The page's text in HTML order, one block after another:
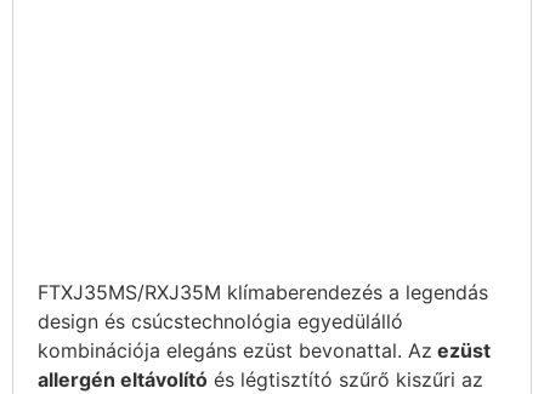
FTXJ35MS/RXJ35M klímaberendezés a legendás
design és csúcstechnológia egyedülálló
kombinációja elegáns ezüst bevonattal. Az ezüst
allergén eltávolító és légtisztító szűrő kiszűri az